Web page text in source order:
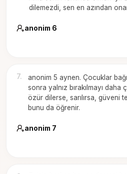
dilemezdi, sen en azından
anonim 6
7.
anonim 5 aynen. Çocuklar
sonra yalnız bırakılmayı daha
özür dilerse, sarılırsa, güveni
bunu da öğrenir.
anonim 7